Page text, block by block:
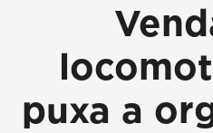
puxa a